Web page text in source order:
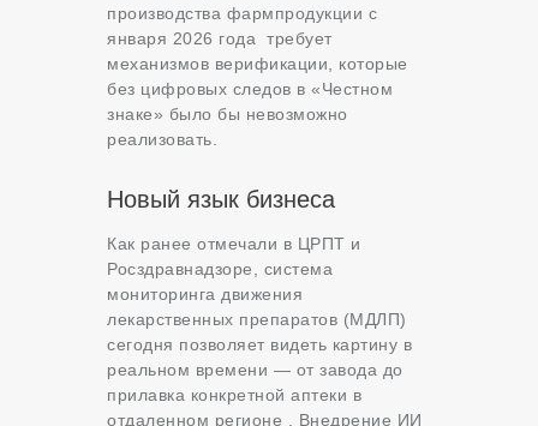
производства фармпродукции с
января 2026 года
требует
механизмов верификации, которые
без цифровых следов в «Честном
знаке» было бы невозможно
реализовать.
Новый язык бизнеса
Как ранее отмечали в ЦРПТ и
Росздравнадзоре, система
мониторинга движения
лекарственных препаратов (МДЛП)
сегодня позволяет видеть картину в
реальном времени — от завода до
прилавка конкретной аптеки в
отдаленном регионе
. Внедрение ИИ